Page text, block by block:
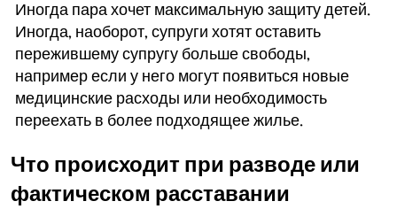
Иногда пара хочет максимальную защиту детей.
Иногда, наоборот, супруги хотят оставить
пережившему супругу больше свободы,
например если у него могут появиться новые
медицинские расходы или необходимость
переехать в более подходящее жилье.
Что происходит при разводе или
фактическом расставании